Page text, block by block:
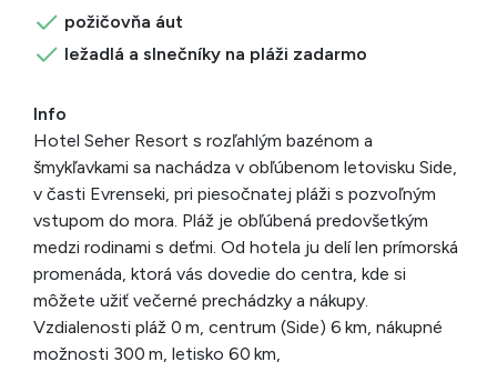
požičovňa áut
ležadlá a slnečníky na pláži zadarmo
Info
Hotel Seher Resort s rozľahlým bazénom a
šmykľavkami sa nachádza v obľúbenom letovisku Side,
v časti Evrenseki, pri piesočnatej pláži s pozvoľným
vstupom do mora. Pláž je obľúbená predovšetkým
medzi rodinami s deťmi. Od hotela ju delí len prímorská
promenáda, ktorá vás dovedie do centra, kde si
môžete užiť večerné prechádzky a nákupy.
Vzdialenosti pláž 0 m, centrum (Side) 6 km, nákupné
možnosti 300 m, letisko 60 km,